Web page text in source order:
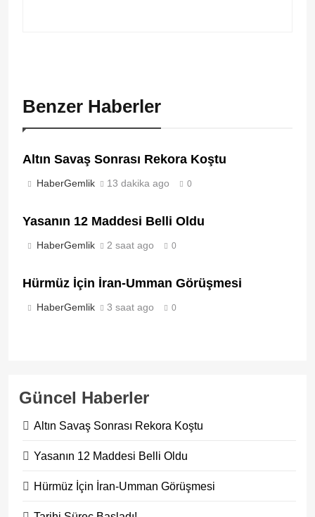
Benzer Haberler
Altın Savaş Sonrası Rekora Koştu
HaberGemlik 13 dakika ago 0
Yasanın 12 Maddesi Belli Oldu
HaberGemlik 2 saat ago 0
Hürmüz İçin İran-Umman Görüşmesi
HaberGemlik 3 saat ago 0
Güncel Haberler
Altın Savaş Sonrası Rekora Koştu
Yasanın 12 Maddesi Belli Oldu
Hürmüz İçin İran-Umman Görüşmesi